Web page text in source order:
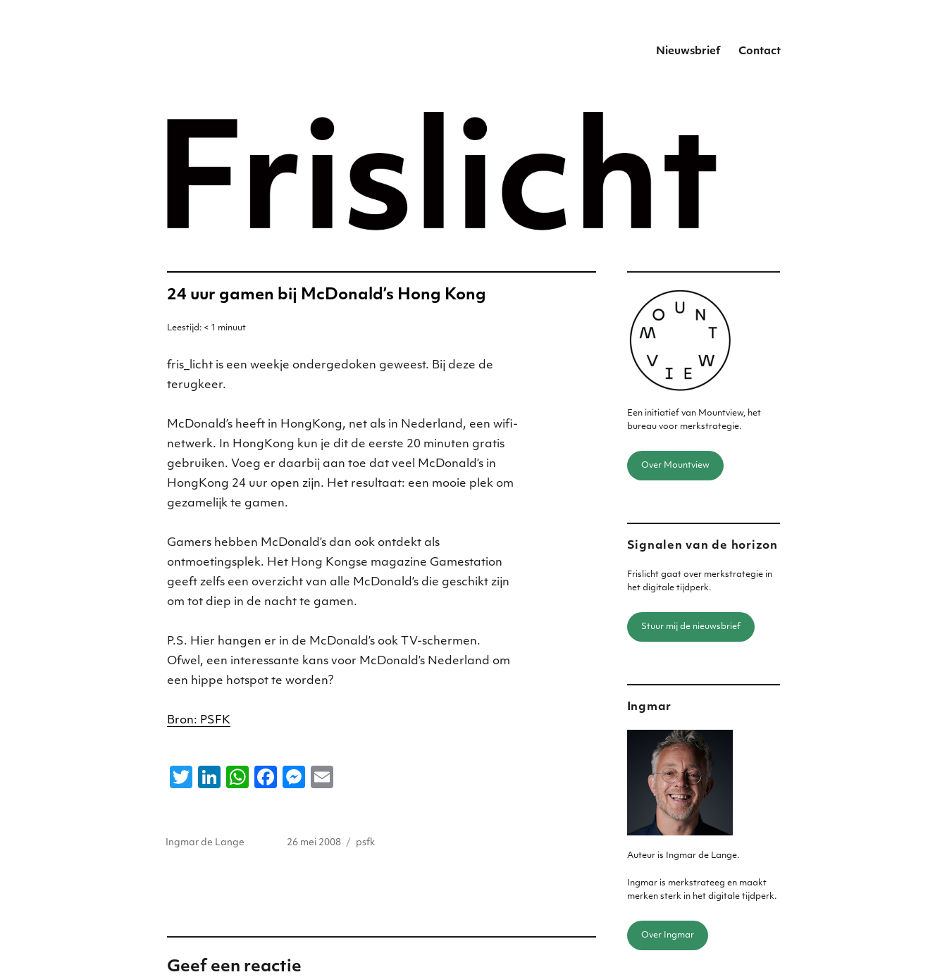
Merkstrategie voor het
Frislicht
Nieuwsbrief Contact
24 uur gamen bij McDonald’s Hong Kong
Leestijd: < 1 minuut
fris_licht is een weekje ondergedoken geweest. Bij deze de
terugkeer.
McDonald’s heeft in HongKong, net als in Nederland, een wifi-
netwerk. In HongKong kun je dit de eerste 20 minuten gratis
gebruiken. Voeg er daarbij aan toe dat veel McDonald’s in
HongKong 24 uur open zijn. Het resultaat: een mooie plek om
gezamelijk te gamen.
Gamers hebben McDonald’s dan ook ontdekt als
ontmoetingsplek. Het Hong Kongse magazine Gamestation
geeft zelfs een overzicht van alle McDonald’s die geschikt zijn
om tot diep in de nacht te gamen.
P.S. Hier hangen er in de McDonald’s ook TV-schermen.
Ofwel, een interessante kans voor McDonald’s Nederland om
een hippe hotspot te worden?
Bron: PSFK
T
te
Li
e
W F
e
k
M
e
l
Ingmar de Lange
Geplaatst
26 mei 2008
Tags
psfk
Geef een reactie
Een initiatief van Mountview, het
bureau voor merkstrategie.
Over Mountview
Signalen van de horizon
Frislicht gaat over merkstrategie in
het digitale tijdperk.
Stuur mij de nieuwsbrief
Ingmar
Auteur is Ingmar de Lange.
Ingmar is merkstrateeg en maakt
merken sterk in het digitale tijdperk.
Over Ingmar